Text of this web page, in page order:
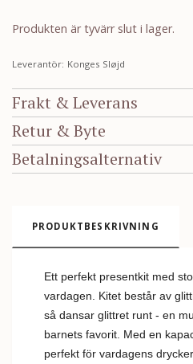
Produkten är tyvärr slut i lager.
Leverantör: Konges Sløjd
Frakt & Leverans
Retur & Byte
Betalningsalternativ
PRODUKTBESKRIVNING
Ett perfekt presentkit med
vardagen. Kitet består av
så dansar glittret runt - en
barnets favorit. Med en
perfekt för vardagens